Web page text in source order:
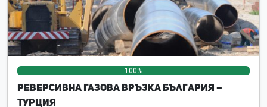
100%
Реверсивна Газова връзка България –
Турция